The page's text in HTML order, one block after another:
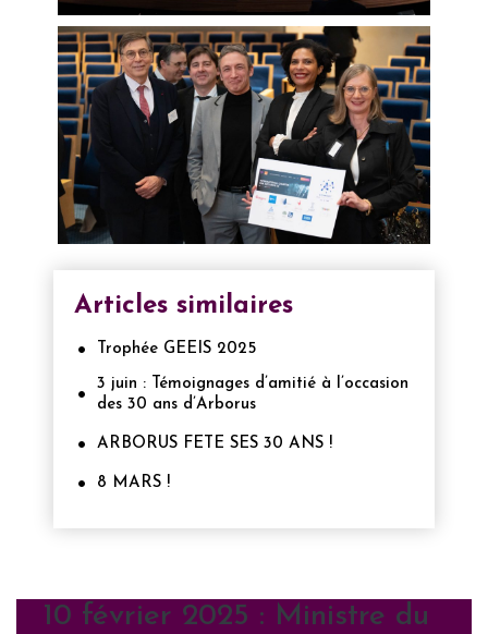
Articles similaires
Trophée GEEIS 2025
3 juin : Témoignages d’amitié à l’occasion
des 30 ans d’Arborus
ARBORUS FETE SES 30 ANS !
8 MARS !
10 février 2025 : Ministre du